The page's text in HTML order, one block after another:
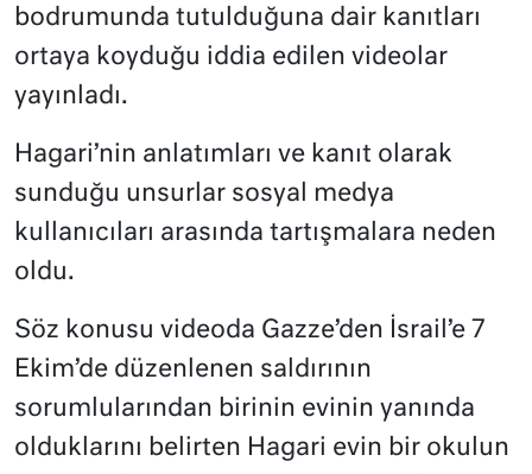
bodrumunda tutulduğuna dair kanıtları
ortaya koyduğu iddia edilen videolar
yayınladı.
Hagari’nin anlatımları ve kanıt olarak
sunduğu unsurlar sosyal medya
kullanıcıları arasında tartışmalara neden
oldu.
Söz konusu videoda Gazze’den İsrail’e 7
Ekim’de düzenlenen saldırının
sorumlularından birinin evinin yanında
olduklarını belirten Hagari evin bir okulun